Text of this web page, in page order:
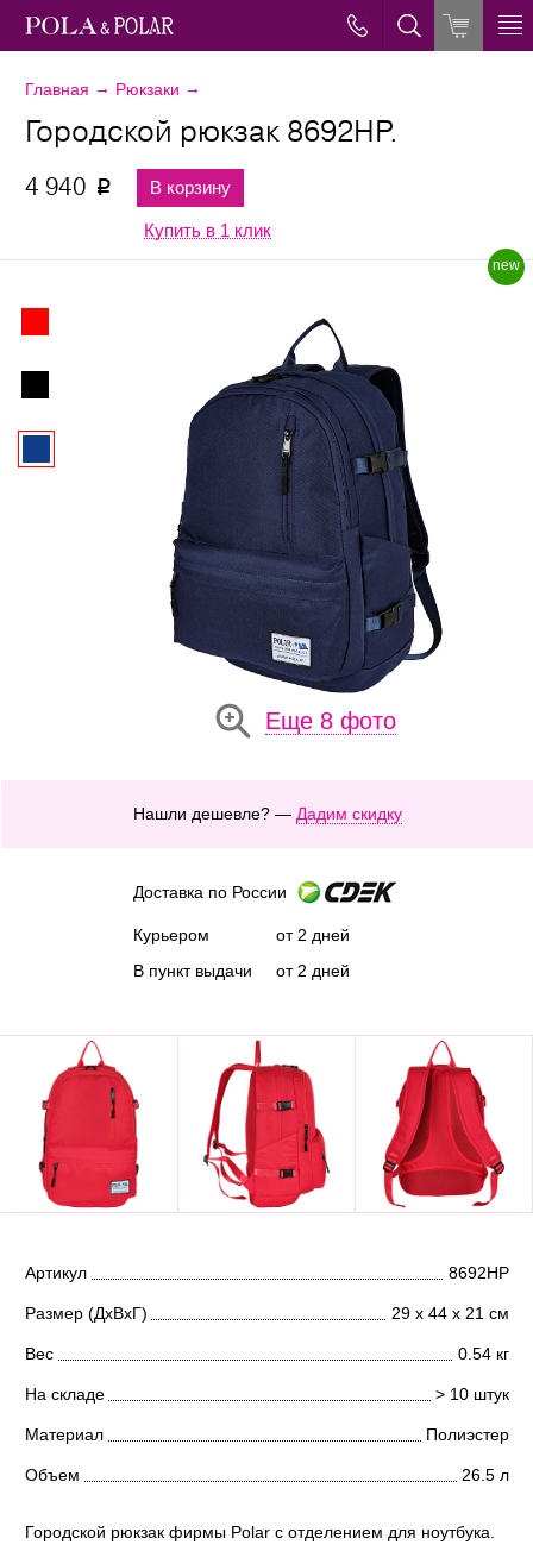
Главная → Рюкзаки →
Еще 8 фото
new
Городской рюкзак 8692НР.
4 940 p В корзину
Купить в 1 клик
Нашли дешевле? — Дадим скидку
Доставка по России
Курьером
В пункт выдачи
от 2 дней
от 2 дней
Артикул 8692НР
Размер (ДхВхГ) 29 х 44 х 21 см
Вес 0.54 кг
На складе > 10 штук
Материал Полиэстер
Объем 26.5 л
Городской рюкзак фирмы Polar с отделением для ноутбука.